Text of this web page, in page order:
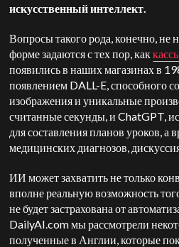
искусственный интеллект.
Вопросы такого рода, конечно, не
форме задаются с тех пор, как
появились в наших магазинах в
появлением DALL-E, способного
изображения и уникальные
считанные секунды, и ChatGPT,
для составления планов уроков, а
медицинских диагнозов,
ИИ может захватить не только
вполне реальную возможность
не будет застрахована от
DailyAI.com мы рассмотрели
полученные в Англии, которые